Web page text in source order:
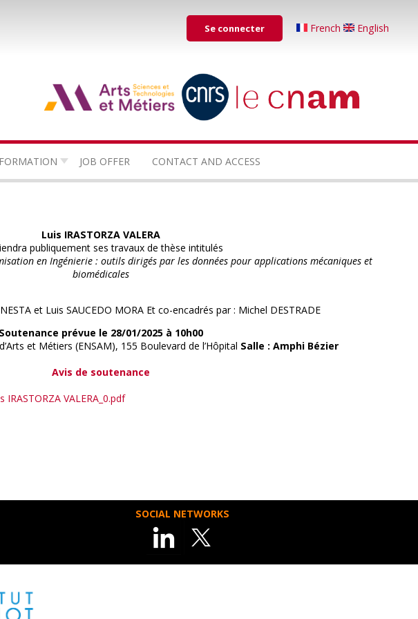
Menu
du
de
l'utilisateur
Se connecter French English
FORMATION JOB OFFER CONTACT AND ACCESS
Luis IRASTORZA VALERA
publiquement ses travaux de thèse intitulés
en Ingénierie : outils dirigés par les données pour applications mécaniques et
biomédicales
et Luis SAUCEDO MORA Et co-encadrés par : Michel DESTRADE
Soutenance prévue le 28/01/2025 à 10h00
et Métiers (ENSAM), 155 Boulevard de l’Hôpital Salle : Amphi Bézier
Avis de soutenance
VALERA_0.pdf
SOCIAL NETWORKS